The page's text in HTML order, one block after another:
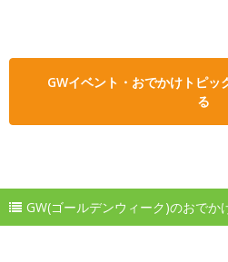
GWイベント・おでかけトピッ
る
GW(ゴールデンウィーク)のおでか